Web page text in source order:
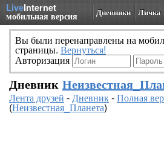
LiveInternet
мобильная версия Дневники Личка
Вы были перенаправлены на
страницы. Вернуться!
Авторизация
Дневник
Лента друзей -Дневник-Полная
(Неизвестная_Планета)